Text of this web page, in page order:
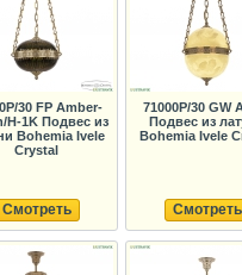
30 FP Amber-
H-1K Подвес из
Bohemia Ivele
Crystal
Смотреть
71000P/30 GW
Подвес из
Bohemia Ivele
Смотреть